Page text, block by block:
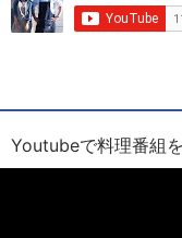
Youtubeで料理番組